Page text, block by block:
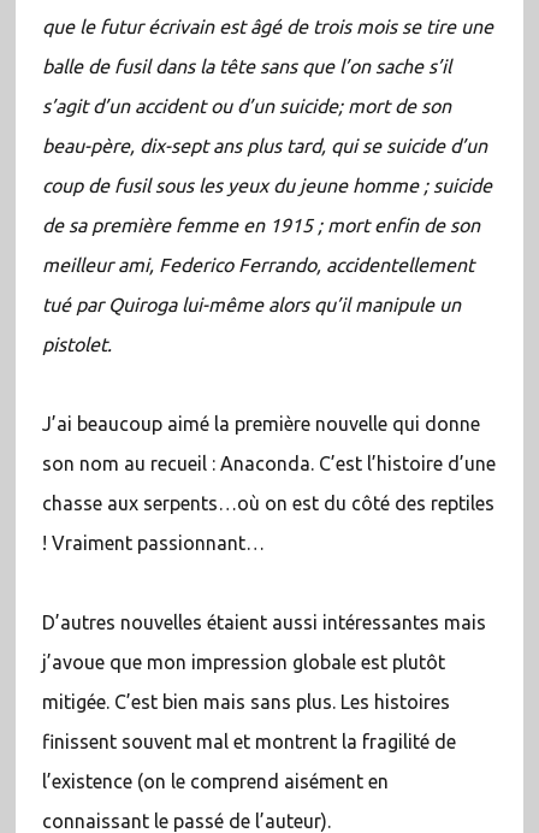
que le futur écrivain est âgé de trois mois se tire une
balle de fusil dans la tête sans que l’on sache s’il
s’agit d’un accident ou d’un suicide; mort de son
beau-père, dix-sept ans plus tard, qui se suicide d’un
coup de fusil sous les yeux du jeune homme ; suicide
de sa première femme en 1915 ; mort enfin de son
meilleur ami, Federico Ferrando, accidentellement
tué par Quiroga lui-même alors qu’il manipule un
pistolet.
J’ai beaucoup aimé la première nouvelle qui donne
son nom au recueil : Anaconda. C’est l’histoire d’une
chasse aux serpents…où on est du côté des reptiles
! Vraiment passionnant…
D’autres nouvelles étaient aussi intéressantes mais
j’avoue que mon impression globale est plutôt
mitigée. C’est bien mais sans plus. Les histoires
finissent souvent mal et montrent la fragilité de
l’existence (on le comprend aisément en
connaissant le passé de l’auteur).